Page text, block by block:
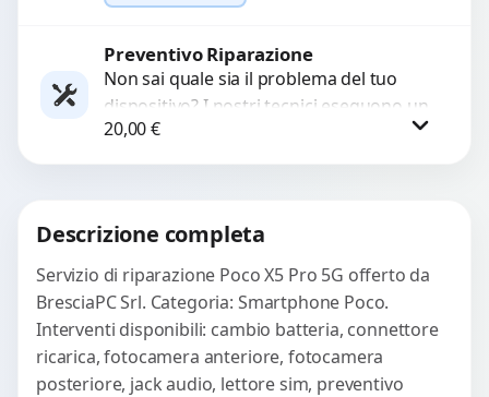
e accessori....
Richiedi Preventivo
WhatsApp
Preventivo Riparazione
Non sai quale sia il problema del tuo
dispositivo? I nostri tecnici eseguono un
check-up completo con strumenti
avanzati per...
20,00€
Descrizione completa
Servizio di riparazione Poco X5 Pro 5G offerto da
BresciaPC Srl. Categoria: Smartphone Poco.
Interventi disponibili: cambio batteria, connettore
ricarica, fotocamera anteriore, fotocamera
posteriore, jack audio, lettore sim, preventivo